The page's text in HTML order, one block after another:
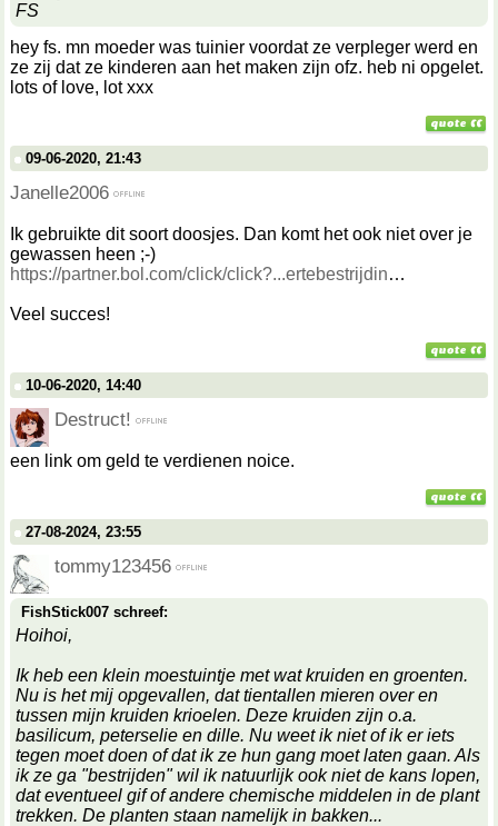
FS
hey fs. mn moeder was tuinier voordat ze verpleger werd en
ze zij dat ze kinderen aan het maken zijn ofz. heb ni opgelet.
lots of love, lot xxx
09-06-2020, 21:43
Janelle2006
Ik gebruikte dit soort doosjes. Dan komt het ook niet over je
gewassen heen ;-)
https://partner.bol.com/click/click?...ertebestrijdin
Veel succes!
10-06-2020, 14:40
Destruct!
een link om geld te verdienen noice.
27-08-2024, 23:55
tommy123456
FishStick007 schreef:
Hoihoi,
Ik heb een klein moestuintje met wat kruiden en groenten.
Nu is het mij opgevallen, dat tientallen mieren over en
tussen mijn kruiden krioelen. Deze kruiden zijn o.a.
basilicum, peterselie en dille. Nu weet ik niet of ik er iets
tegen moet doen of dat ik ze hun gang moet laten gaan. Als
ik ze ga "bestrijden" wil ik natuurlijk ook niet de kans lopen,
dat eventueel gif of andere chemische middelen in de plant
trekken. De planten staan namelijk in bakken...